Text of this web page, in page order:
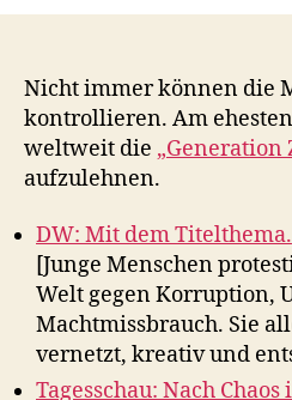
Nicht immer können die
kontrollieren. Am
weltweit die „Generation
aufzulehnen.
DW: Mit dem Titelthema.
[Junge Menschen
Welt gegen Korruption,
Machtmissbrauch. Sie
vernetzt, kreativ und
Tagesschau: Nach Chaos